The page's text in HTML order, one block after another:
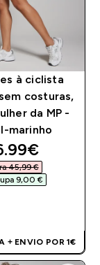
à ciclista
costuras,
da MP -
marinho
45,99 €‎
9,00 €‎
+ ENVIO POR 1€